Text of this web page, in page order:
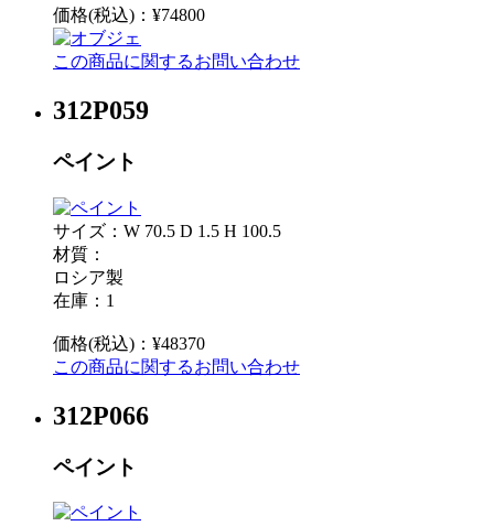
価格(税込)：¥74800
この商品に関するお問い合わせ
312P059
ペイント
サイズ：W 70.5 D 1.5 H 100.5
材質：
ロシア製
在庫：1
価格(税込)：¥48370
この商品に関するお問い合わせ
312P066
ペイント